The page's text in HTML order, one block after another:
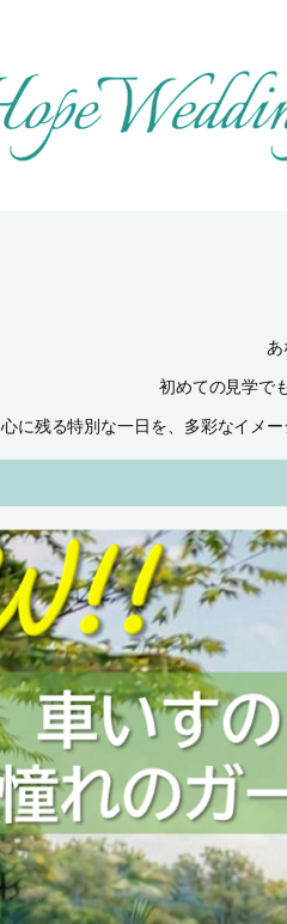
あ
初めての見学で
心に残る特別な一日を、多彩なイメ